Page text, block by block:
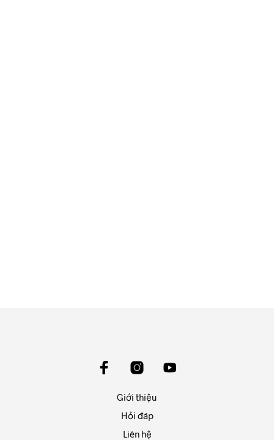
Giới thiệu
Hỏi đáp
Liên hệ